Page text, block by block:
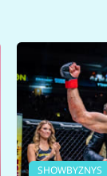
SHOWBYZNYS